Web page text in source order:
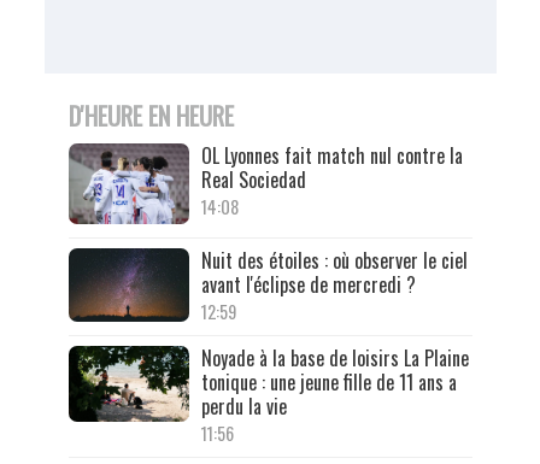
D'HEURE EN HEURE
OL Lyonnes fait match nul contre la
Real Sociedad
14:08
Nuit des étoiles : où observer le ciel
avant l'éclipse de mercredi ?
12:59
Noyade à la base de loisirs La Plaine
tonique : une jeune fille de 11 ans a
perdu la vie
11:56